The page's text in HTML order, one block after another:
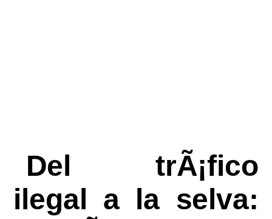
Del trÃ¡fico
ilegal a la selva: